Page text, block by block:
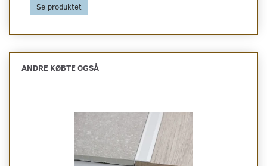
Se produktet
ANDRE KØBTE OGSÅ